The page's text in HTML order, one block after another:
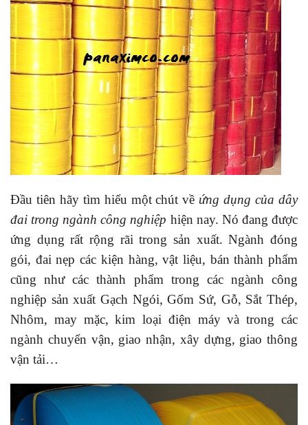
Đầu tiên hãy tìm hiểu một chút về ứng dụng của dây
đai trong ngành công nghiệp hiện nay. Nó đang được
ứng dụng rất rộng rãi trong sản xuất. Ngành đóng
gói, đai nẹp các kiện hàng, vật liệu, bán thành phẩm
cũng như các thành phẩm trong các ngành công
nghiệp sản xuất Gạch Ngói, Gốm Sứ, Gỗ, Sắt Thép,
Nhôm, may mặc, kim loại điện máy và trong các
ngành chuyển vận, giao nhận, xây dựng, giao thông
vận tải…